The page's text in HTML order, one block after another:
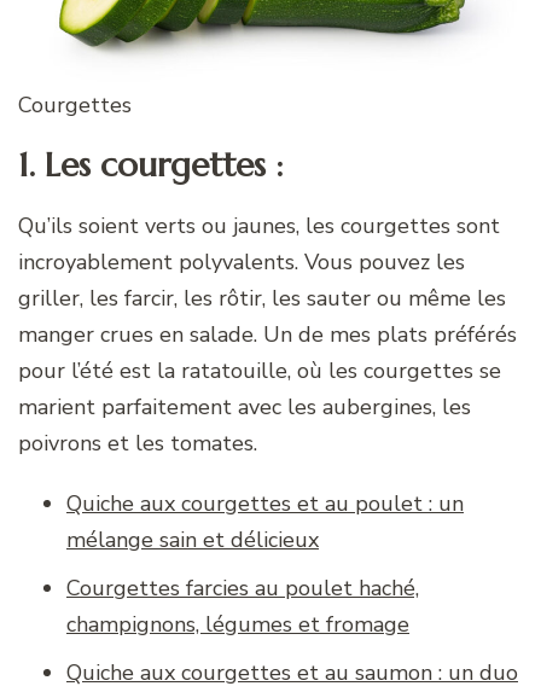
Courgettes
1. Les courgettes :
Qu’ils soient verts ou jaunes, les courgettes sont
incroyablement polyvalents. Vous pouvez les
griller, les farcir, les rôtir, les sauter ou même les
manger crues en salade. Un de mes plats préférés
pour l’été est la ratatouille, où les courgettes se
marient parfaitement avec les aubergines, les
poivrons et les tomates.
Quiche aux courgettes et au poulet : un
mélange sain et délicieux
Courgettes farcies au poulet haché,
champignons, légumes et fromage
Quiche aux courgettes et au saumon : un duo